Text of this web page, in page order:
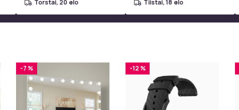
torstai, 20 elo tiistai, 18 elo
-7 % -12 %